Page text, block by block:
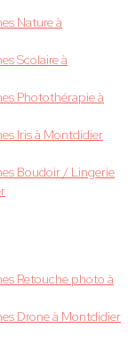
Nature à
Scolaire à
Photothérapie à
Iris à Montdidier
Boudoir / Lingerie
Retouche photo à
Drone à Montdidier